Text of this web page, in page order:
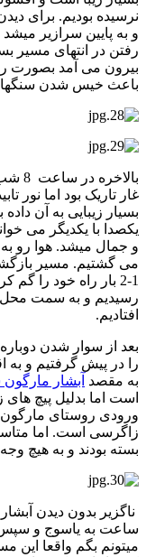
نرسیده بودیم. برای
و به پایین سرازیر میشد
رفتن در انتهای مسیر
بیرون می آمد بصورت
باعث خیس شدن سنگها
غار تاریک بود اما نور
بسیار زیبایی به آن
یکصدا با یکدیگر می
و جمال میشد. هوا رو به
می گشتیم. مسیر
1-2 بار راه خود را گم
رسیدیم و به سمت محل
افتادیم.
بعد از سوار شدن
را در پیش گرفتیم و به
به مقصد آبشار
ورودی روستای مارگون
زاگرسی است. اما
بسته بودند و به هیچ وجه
ساعت به یاسوج و
میتونم بگم واقعا این